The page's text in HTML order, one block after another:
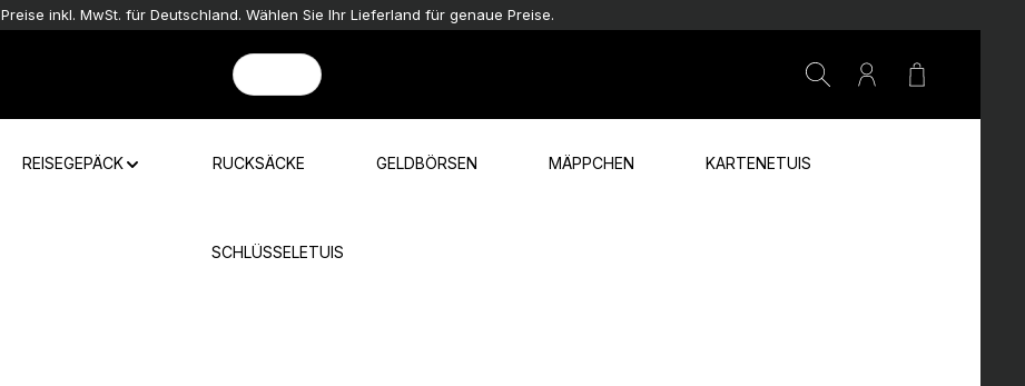
Preise inkl. MwSt. für Deutschland. Wählen Sie Ihr Lieferland für genaue Preise.
Warenkorb
REISEGEPÄCK RUCKSÄCKE GELDBÖRSEN MÄPPCHEN KARTENETUIS
SCHLÜSSELETUIS